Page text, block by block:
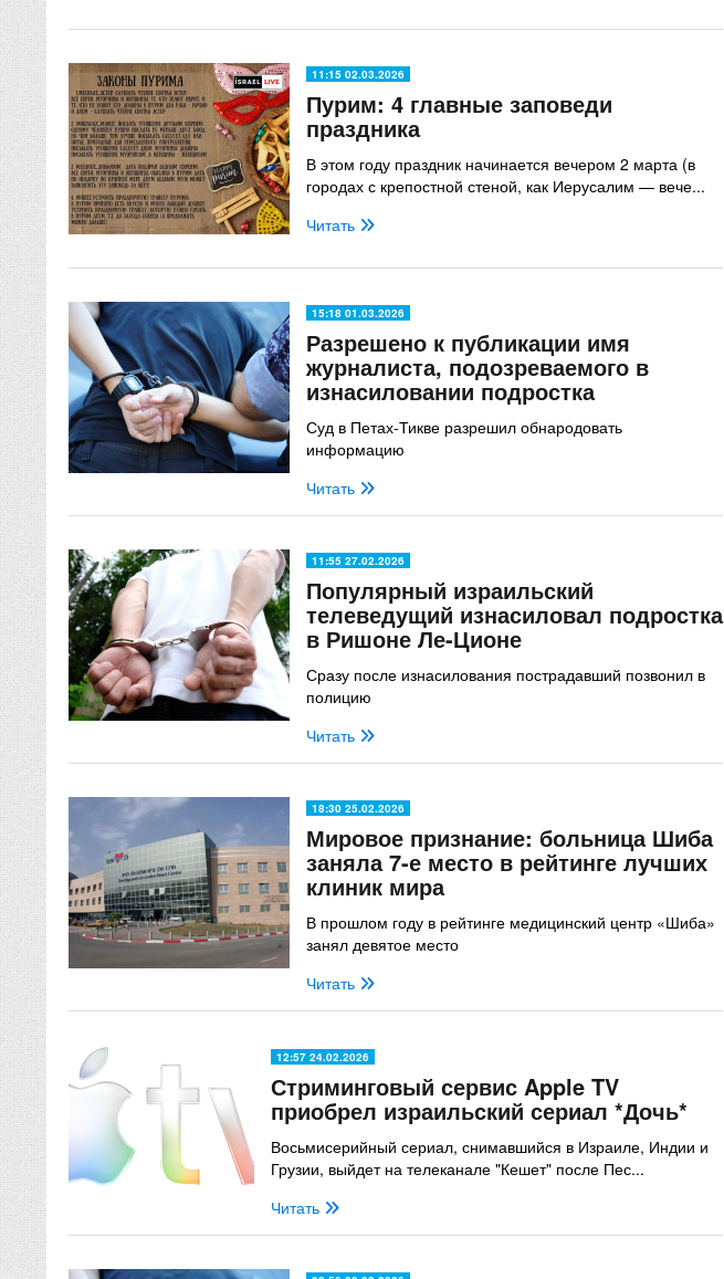
11:15 02.03.2026
Пурим: 4 главные заповеди
праздника
В этом году праздник начинается вечером 2 марта (в
городах с крепостной стеной, как Иерусалим — вече...
Читать
15:18 01.03.2026
Разрешено к публикации имя
журналиста, подозреваемого в
изнасиловании подростка
Суд в Петах-Тикве разрешил обнародовать
информацию
Читать
11:55 27.02.2026
Популярный израильский
телеведущий изнасиловал подростка
в Ришоне Ле-Ционе
Сразу после изнасилования пострадавший позвонил в
полицию
Читать
18:30 25.02.2026
Мировое признание: больница Шиба
заняла 7-е место в рейтинге лучших
клиник мира
В прошлом году в рейтинге медицинский центр «Шиба»
занял девятое место
Читать
12:57 24.02.2026
Стриминговый сервис Apple TV
приобрел израильский сериал *Дочь*
Восьмисерийный сериал, снимавшийся в Израиле, Индии и
Грузии, выйдет на телеканале "Кешет" после Пес...
Читать